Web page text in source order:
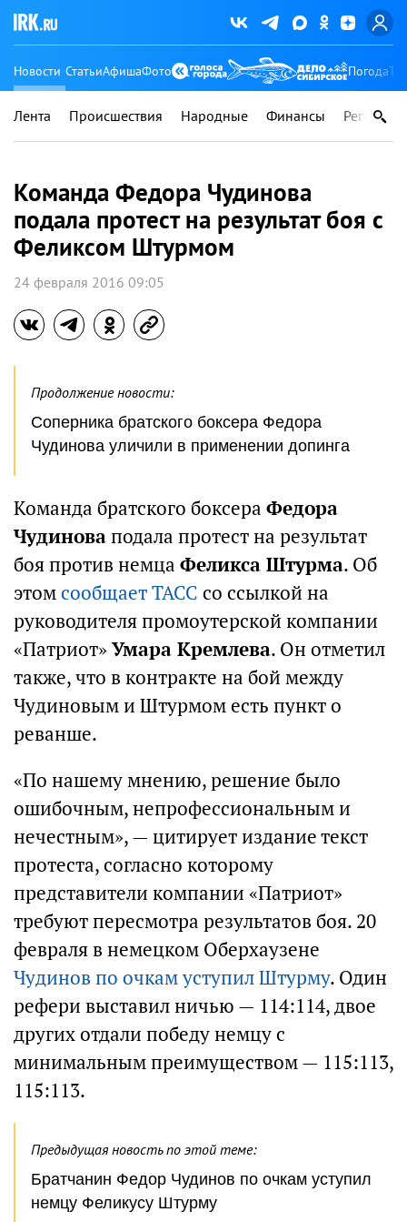
Новости СтатьиАфишаФото Погода
Лента Происшествия Народные Финансы Регионы
Команда Федора Чудинова
подала протест на результат боя с
Феликсом Штурмом
24 февраля 2016 09:05
Продолжение новости:
Соперника братского боксера Федора
Чудинова уличили в применении допинга
Команда братского боксера Федора
Чудиноваподала протест на результат
боя против немца Феликса Штурма. Об
этомсообщает ТАСС со ссылкой на
руководителя промоутерской компании
«Патриот»Умара Кремлева. Он отметил
также, что в контракте на бой между
Чудиновым и Штурмом есть пункт о
реванше.
«По нашему мнению, решение было
ошибочным, непрофессиональным и
нечестным», — цитирует издание текст
протеста, согласно которому
представители компании «Патриот»
требуют пересмотра результатов боя. 20
февраля в немецком Оберхаузене
Чудинов по очкам уступил Штурму. Один
рефери выставил ничью — 114:114, двое
других отдали победу немцу с
минимальным преимуществом — 115:113,
115:113.
Предыдущая новость по этой теме:
Братчанин Федор Чудинов по очкам уступил
немцу Феликусу Штурму